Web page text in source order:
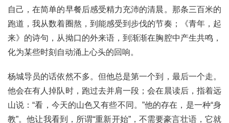
自己，在简单的早餐后感受精力充沛的清晨。那条三百米的
跑道，我从数着圈熬，到能感受到步伐的节奏；《青年，起
来》的诗句，从拗口的外来语，到渐渐在胸腔中产生共鸣，
化为某些时刻自动涌上心头的回响。
杨城导员的话依然不多。但他总是第一个到，最后一个走。
他会在有人掉队时，跑过去并肩一段；会在晨读后，指着远
山说：“看，今天的山色又有些不同。”他的存在，是一种“身
教”。他让我看到，所谓“重新开始”，不需要豪言壮语，它就